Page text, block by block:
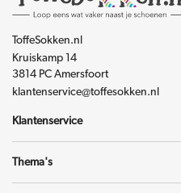
ToffeSokken.nl
Kruiskamp 14
3814 PC Amersfoort
klantenservice@toffesokken.nl
Klantenservice
Thema's